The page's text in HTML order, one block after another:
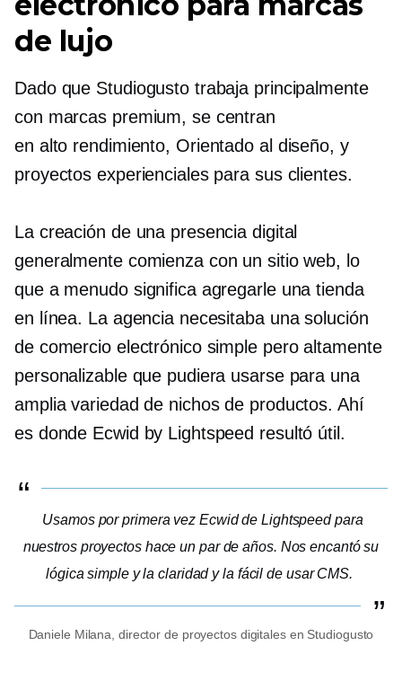
de lujo
Dado que Studiogusto trabaja principalmente
con marcas premium, se centran
en alto rendimiento, Orientado al diseño, y
proyectos experienciales para sus clientes.
La creación de una presencia digital
generalmente comienza con un sitio web, lo
que a menudo significa agregarle una tienda
en línea. La agencia necesitaba una solución
de comercio electrónico simple pero altamente
personalizable que pudiera usarse para una
amplia variedad de nichos de productos. Ahí
es donde Ecwid by Lightspeed resultó útil.
Usamos por primera vez Ecwid de Lightspeed para
nuestros proyectos hace un par de años. Nos encantó su
lógica simple y la claridad y la fácil de usarCMS.
Daniele Milana, director de proyectos digitales en Studiogusto